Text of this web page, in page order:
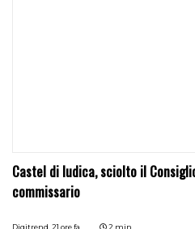
Castel di Iudica, sciolto il
commissario
Digitrend, 21 ore fa 2 min